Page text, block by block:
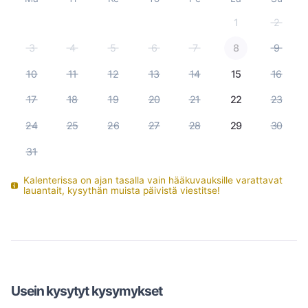
1 2
3 4 5 6 7 8 9
10 11 12 13 14 15 16
17 18 19 20 21 22 23
24 25 26 27 28 29 30
31
Kalenterissa on ajan tasalla vain hääkuvauksille varattavat
lauantait, kysythän muista päivistä viestitse!
Usein kysytyt kysymykset